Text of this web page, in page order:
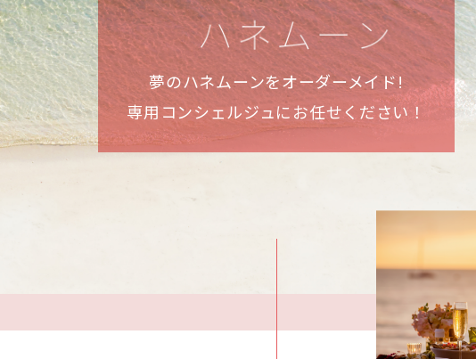
夢のハネムーンをオーダーメイド!
専用コンシェルジュにお任せください！